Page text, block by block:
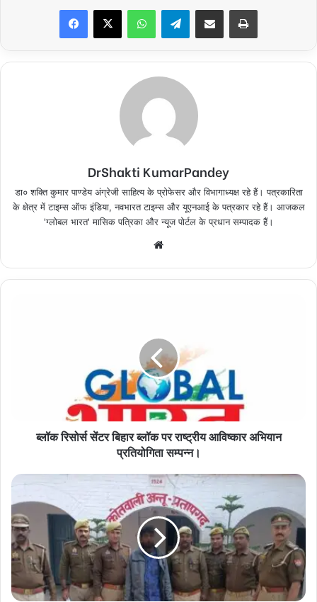
Facebook
X WhatsAppTelegramShare via Email Print
DrShakti KumarPandey
डा० शक्ति कुमार पाण्डेय अंग्रेजी साहित्य के प्रोफेसर और विभागाध्यक्ष रहे हैं। पत्रकारिता
के क्षेत्र में टाइम्स ऑफ इंडिया, नवभारत टाइम्स और यूएनआई के पत्रकार रहे हैं। आजकल
'ग्लोबल भारत' मासिक पत्रिका और न्यूज पोर्टल के प्रधान सम्पादक हैं।
प्रतियोगिताब्लॉक रिसोर्स सेंटर बिहार ब्लॉक पर राष्ट्रीय आविष्कार अभियान
प्रतियोगिता सम्पन्न।
7
मासूम
की
मौत
तोड़ा
तीन